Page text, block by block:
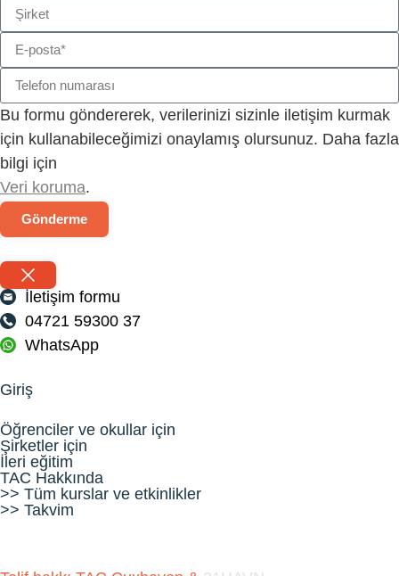
Bu formu göndererek, verilerinizi sizinle iletişim kurmak
için kullanabileceğimizi onaylamış olursunuz. Daha fazla
bilgi için
Veri koruma.
Gönderme
İletişim formu
04721 59300 37
WhatsApp
Giriş
Öğrenciler ve okullar için
Şirketler için
İleri eğitim
TAC Hakkında
>> Tüm kurslar ve etkinlikler
>> Takvim